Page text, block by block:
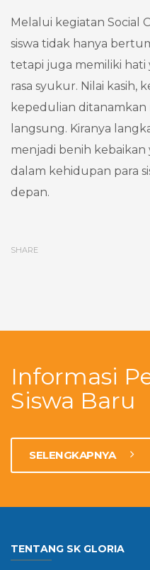
Melalui kegiatan Social
siswa tidak hanya
tetapi juga memiliki
rasa syukur. Nilai kasih,
kepedulian
langsung. Kiranya
menjadi benih
dalam kehidupan para
depan.
SHARE
Informasi
Siswa Baru
SELENGKAPNYA
TENTANG SK GLORIA